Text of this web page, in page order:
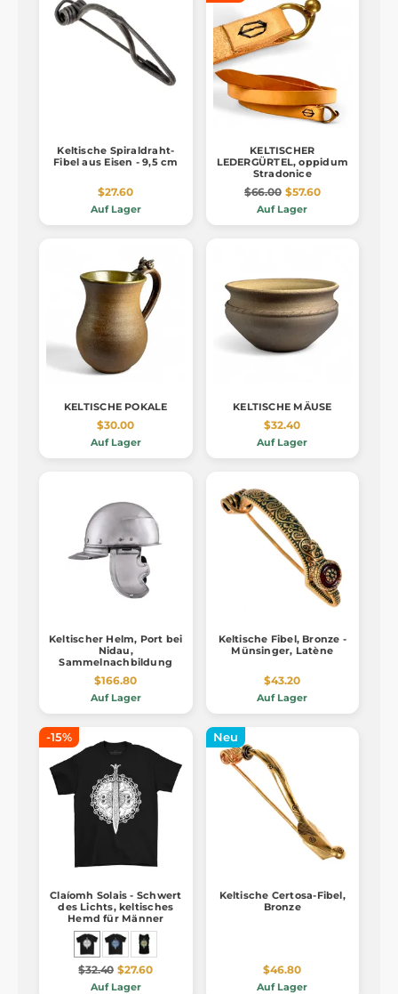
Keltische Spiraldraht-
Fibel aus Eisen - 9,5 cm
$27.60
Auf Lager
KELTISCHER
LEDERGÜRTEL, oppidum
Stradonice
$66.00 $57.60
Auf Lager
KELTISCHE POKALE
$30.00
Auf Lager
KELTISCHE MÄUSE
$32.40
Auf Lager
Keltischer Helm, Port bei
Nidau,
Sammelnachbildung
$166.80
Auf Lager
Keltische Fibel, Bronze -
Münsinger, Latène
$43.20
Auf Lager
-15%
Claíomh Solais - Schwert
des Lichts, keltisches
Hemd für Männer
$32.40 $27.60
Auf Lager
Neu
Keltische Certosa-Fibel,
Bronze
$46.80
Auf Lager